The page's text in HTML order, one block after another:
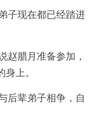
子现在都已经踏进
腊月准备参加，
上。
后辈弟子相争，自